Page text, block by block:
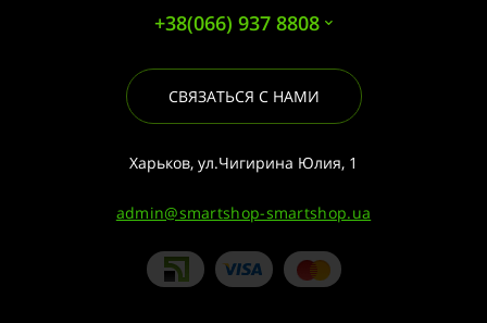
+38(066) 937 8808
СВЯЗАТЬСЯ С НАМИ
Харьков, ул.Чигирина Юлия, 1
admin@smartshop-smartshop.ua